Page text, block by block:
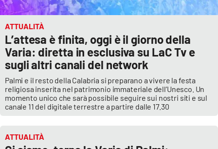
ATTUALITÀ
L’attesa è finita, oggi è il giorno della
Varia: diretta in esclusiva su LaC Tv e
sugli altri canali del network
Palmi e il resto della Calabria si preparano a vivere la festa
religiosa inserita nel patrimonio immateriale dell’Unesco. Un
momento unico che sarà possibile seguire sui nostri siti e sul
canale 11 del digitale terrestre a partire dalle 17.30
ATTUALITÀ